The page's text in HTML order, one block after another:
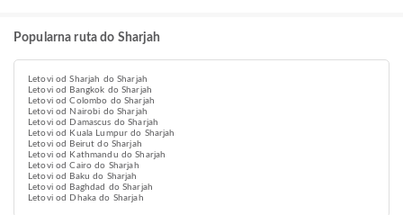
Popularna ruta do Sharjah
Letovi od Sharjah do Sharjah
Letovi od Bangkok do Sharjah
Letovi od Colombo do Sharjah
Letovi od Nairobi do Sharjah
Letovi od Damascus do Sharjah
Letovi od Kuala Lumpur do Sharjah
Letovi od Beirut do Sharjah
Letovi od Kathmandu do Sharjah
Letovi od Cairo do Sharjah
Letovi od Baku do Sharjah
Letovi od Baghdad do Sharjah
Letovi od Dhaka do Sharjah